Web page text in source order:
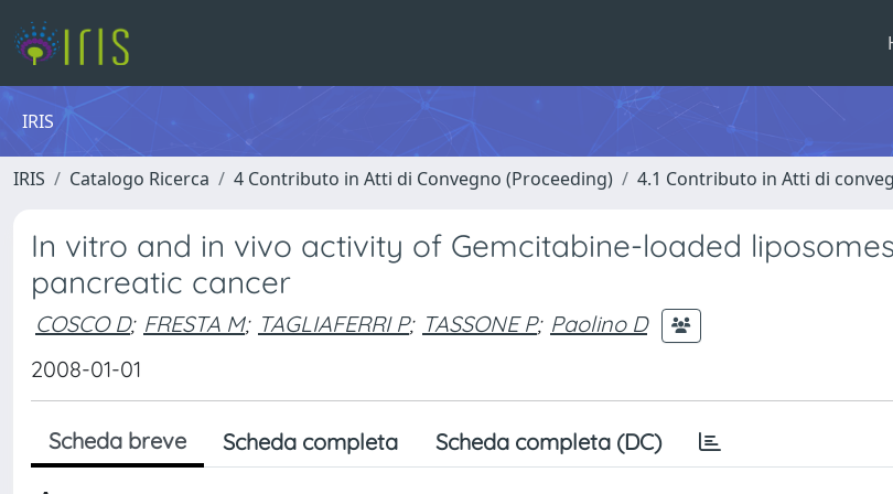
IRIS
IRIS Catalogo Ricerca 4 Contributo in Atti di Convegno (Proceeding) 4.1 Contributo in Atti di
In vitro and in vivo activity of Gemcitabine-loaded
pancreatic cancer
COSCO D; FRESTA M; TAGLIAFERRI P; TASSONE P; Paolino D
2008-01-01
Scheda breve Scheda completa Scheda completa (DC)